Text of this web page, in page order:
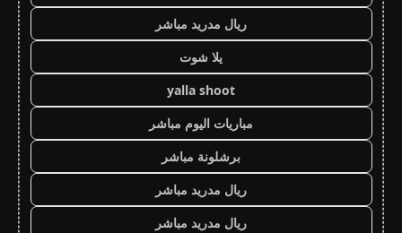
ريال مدريد مباشر
يلا شوت
yalla shoot
مباريات اليوم مباشر
برشلونة مباشر
ريال مدريد مباشر
ريال مدريد مباشر